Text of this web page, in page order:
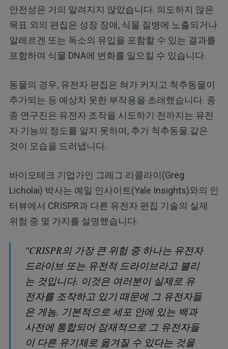
안전성은 거의 알려지지 않았습니다. 의도하지 않은
목표 외의 편집은 성장 장애, 식물 질병에 노출되거나
알레르겐 또는 독소의 유입을 포함할 수 있는 결과를
포함하여 식물 DNA에 변화를 일으킬 수 있습니다.
동물의 경우, 유전자 편집은 혀가 커지고 척추동물이
추가되는 등 예상치 못한 부작용을 초래했습니다. 종
종 연구진은 유전자 조작을 시도하기 전까지는 유전
자 기능의 정도를 알지 못하며, 추가 척추동물 같은
것이 모습을 드러냅니다.
바이오테크 기업가인 그레그 리콜라이(Greg
Licholai) 박사는 예일 인사이트(Yale Insights)와의 인
터뷰에서 CRISPR과 다른 유전자 편집 기술의 실제
위험 중 몇 가지를 설명했습니다.
"CRISPR의 가장 큰 위험 중 하나는 유전자
드라이브 또는 유전적 드라이브라고 불리
는 것입니다. 이것은 여러분이 실제로 유
전자를 조작하고 있기 때문에 그 유전자들
은 게놈, 기본적으로 세포 안에 있는 백과
사전에 통합되어 잠재적으로 그 유전자들
이 다른 유기체로 옮겨질 수 있다는 것을